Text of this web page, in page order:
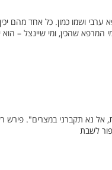
ושמו כמון. כל אחד מהם
שהכין, ומי שיינצל – הוא
אל נא תקברני במצרים". פירש
לשבת